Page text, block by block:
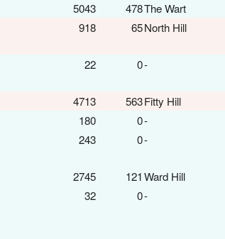
5043 478The Wart
918 65North Hill
22 0-
4713 563Fitty Hill
180 0-
243 0-
2745 121Ward Hill
32 0-